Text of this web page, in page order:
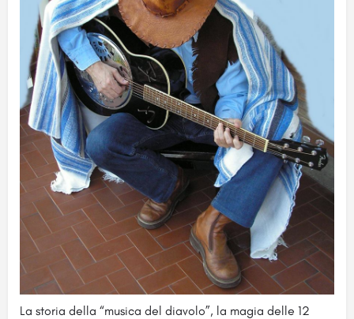
La storia della “musica del diavolo”, la magia delle 12